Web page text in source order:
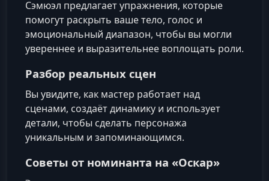
Сэмюэл предлагает упражнения, которые
помогут раскрыть ваше тело, голос и
эмоциональный диапазон, чтобы вы могли
увереннее и выразительнее воплощать роли.
Разбор реальных сцен
Вы увидите, как мастер работает над
сценами, создаёт динамику и использует
детали, чтобы сделать персонажа
уникальным и запоминающимся.
Советы от номинанта на «Оскар»